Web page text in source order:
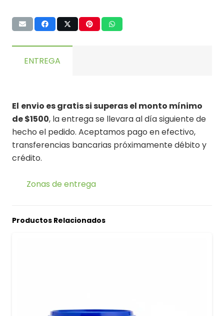
ENTREGA
El envio es gratis si superas el monto mínimo
de $1500, la entrega se llevara al día siguiente de
hecho el pedido. Aceptamos pago en efectivo,
transferencias bancarias próximamente débito y
crédito.
Zonas de entrega
Productos Relacionados